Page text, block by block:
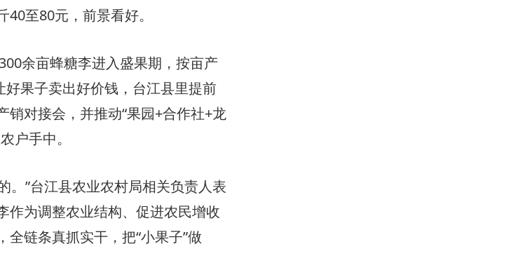
至80元，前景看好。
余亩蜂糖李进入盛果期，按亩产
果子卖出好价钱，台江县里提前
对接会，并推动“果园+合作社+龙
户手中。
。”台江县农业农村局相关负责人表
作为调整农业结构、促进农民增收
链条真抓实干，把“小果子”做